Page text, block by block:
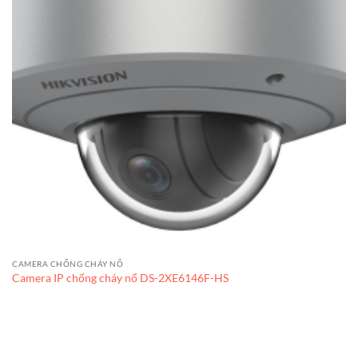
CAMERA CHỐNG CHÁY NỔ
Camera IP chống cháy nổ DS-2XE6146F-HS